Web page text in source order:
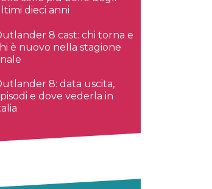
dieci anni
8 cast: chi torna e
è nuovo nella stagione
8: data uscita,
e dove vederla in